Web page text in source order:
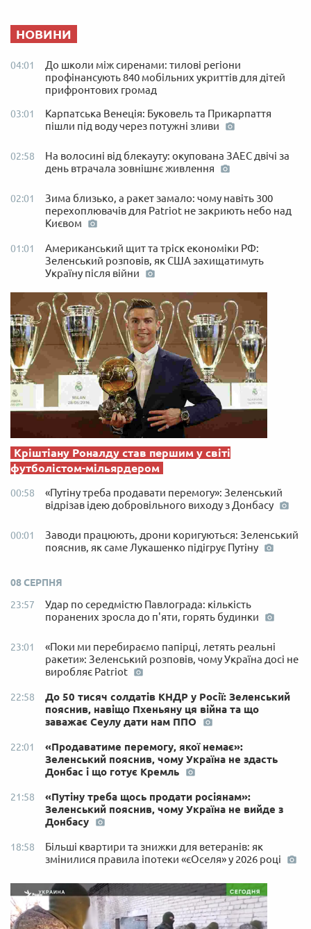
НОВИНИ
04:01
До школи між сиренами: тилові регіони
профінансують 840 мобільних укриттів для дітей
прифронтових громад
03:01
Карпатська Венеція: Буковель та Прикарпаття
пішли під воду через потужні зливи
02:58
На волосині від блекауту: окупована ЗАЕС двічі за
день втрачала зовнішнє живлення
02:01
Зима близько, а ракет замало: чому навіть 300
перехоплювачів для Patriot не закриють небо над
Києвом
01:01
Американський щит та тріск економіки РФ:
Зеленський розповів, як США захищатимуть
Україну після війни
Кріштіану Роналду став першим у світі
футболістом-мільярдером
00:58
«Путіну треба продавати перемогу»: Зеленський
відрізав ідею добровільного виходу з Донбасу
00:01
Заводи працюють, дрони коригуються: Зеленський
пояснив, як саме Лукашенко підігрує Путіну
08 СЕРПНЯ
23:57
Удар по середмістю Павлограда: кількість
поранених зросла до п'яти, горять будинки
23:01
«Поки ми перебираємо папірці, летять реальні
ракети»: Зеленський розповів, чому Україна досі не
виробляє Patriot
22:58
До 50 тисяч солдатів КНДР у Росії: Зеленський
пояснив, навіщо Пхеньяну ця війна та що
заважає Сеулу дати нам ППО
22:01
«Продаватиме перемогу, якої немає»:
Зеленський пояснив, чому Україна не здасть
Донбас і що готує Кремль
21:58
«Путіну треба щось продати росіянам»:
Зеленський пояснив, чому Україна не вийде з
Донбасу
18:58
Більші квартири та знижки для ветеранів: як
змінилися правила іпотеки «єОселя» у 2026 році